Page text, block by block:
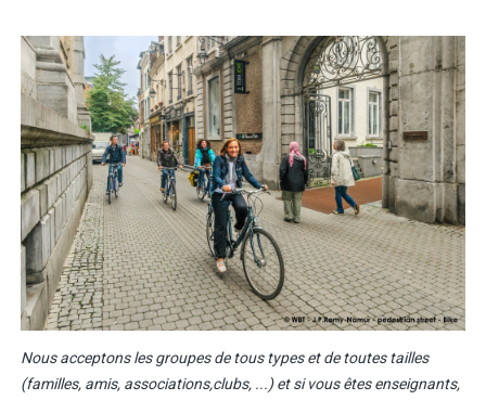
Nous acceptons les groupes de tous types et de toutes tailles
(familles, amis, associations,clubs, ...) et si vous êtes enseignants,